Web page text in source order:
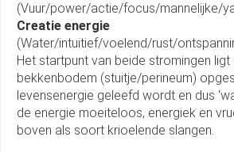
(Vuur/power/actie/focus/mannelijke/
Creatie energie
(Water/intuitief/voelend/rust/
Het startpunt van beide stromingen ligt
bekkenbodem (stuitje/perineum)
levensenergie geleefd wordt en dus
de energie moeiteloos, energiek en
boven als soort krioelende slangen.